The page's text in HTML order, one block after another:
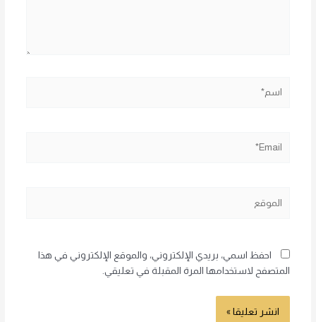
احفظ اسمي، بريدي الإلكتروني، والموقع الإلكتروني في هذا
المتصفح لاستخدامها المرة المقبلة في تعليقي.